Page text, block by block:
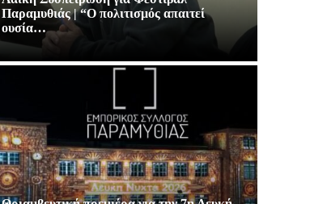
Παραμυθιάς | “Ο πολιτισμός απαιτεί
ουσία…